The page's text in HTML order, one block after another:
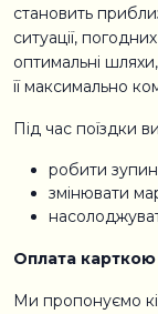
становить
ситуації,
оптимальні
її максимально
Під час поїздки
робити
змінювати
Оплата
Ми пропонуємо